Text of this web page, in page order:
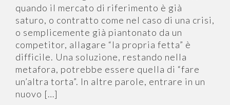
quando il mercato di riferimento è già
saturo, o contratto come nel caso di una crisi,
o semplicemente già piantonato da un
competitor, allagare “la propria fetta” è
difficile. Una soluzione, restando nella
metafora, potrebbe essere quella di “fare
un’altra torta”. In altre parole, entrare in un
nuovo […]